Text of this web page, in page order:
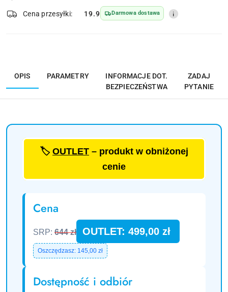
Cena przesyłki: 19.9 Darmowa dostawa
OPIS PARAMETRY
INFORMACJE DOT.
BEZPIECZEŃSTWA
ZADAJ
PYTANIE
🏷️ OUTLET – produkt w obniżonej
cenie
Cena
SRP: 644 zł OUTLET: 499,00 zł
Oszczędzasz: 145,00 zł
Dostępność i odbiór